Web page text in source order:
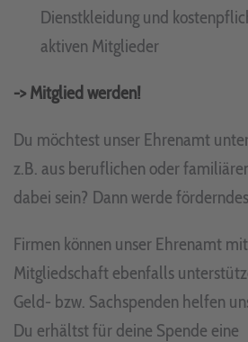
Dienstkleidung und
aktiven Mitglieder
-> Mitglied werden!
Du möchtest unser Ehrenamt
z.B. aus beruflichen oder
dabei sein? Dann werde
Firmen können unser Ehrenamt
Mitgliedschaft ebenfalls
Geld- bzw. Sachspenden helfen
Du erhältst für deine Spende eine